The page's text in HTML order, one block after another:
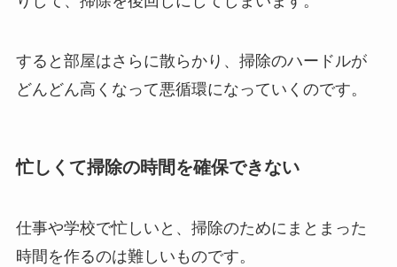
すると部屋はさらに散らかり、掃除のハードルが
どんどん高くなって悪循環になっていくのです。
忙しくて掃除の時間を確保できない
仕事や学校で忙しいと、掃除のためにまとまった
時間を作るのは難しいものです。